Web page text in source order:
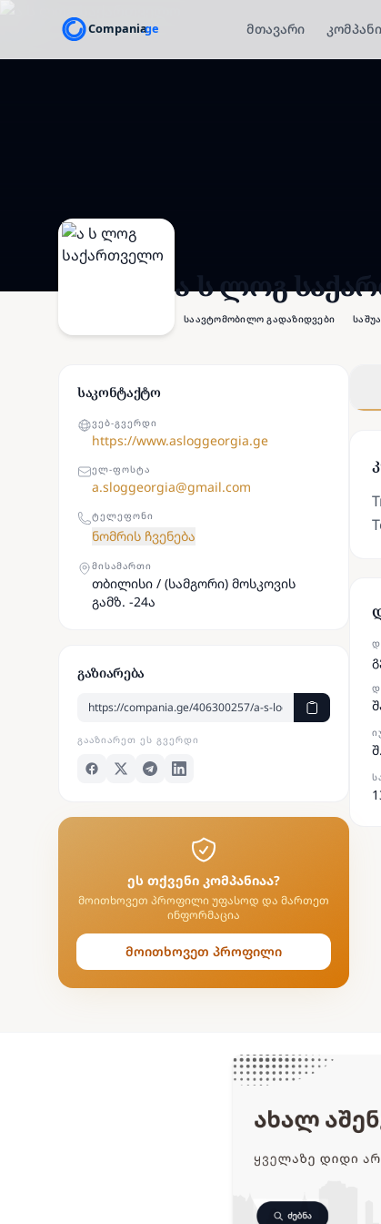
მთავარი
ა ს ლოგ
საავტომობილო გადაზიდვები
საკონტაქტო
ᲕᲔᲑ-ᲒᲕᲔᲠᲓᲘ
https://www.asloggeorgia.ge
ᲔᲚ-ᲤᲝᲡᲢᲐ
a.sloggeorgia@gmail.com
ᲢᲔᲚᲔᲤᲝᲜᲘ
ნომრის ჩვენება
ᲛᲘᲡᲐᲛᲐᲠᲗᲘ
თბილისი / (სამგორი) მოსკოვის
გამზ. -24ა
გაზიარება
ᲒᲐᲐᲖᲘᲐᲠᲔᲗ ᲔᲡ ᲒᲕᲔᲠᲓᲘ
ეს თქვენი კომპანიაა?
მოითხოვეთ პროფილი უფასოდ და მართეთ
ინფორმაცია
მოითხოვეთ პროფილი